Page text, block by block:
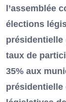
l’assemblée
élections
présidentielle
taux de
35% aux
présidentielle